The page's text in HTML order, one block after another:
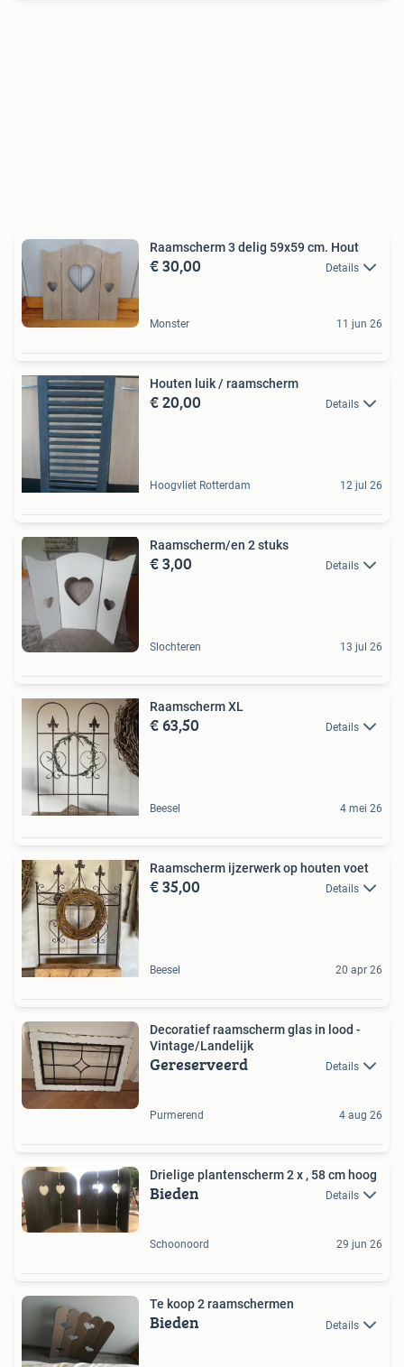
Raamscherm 3 delig 59x59 cm. Hout
€ 30,00 Details
Monster 11 jun 26
Houten luik / raamscherm
€ 20,00 Details
Hoogvliet Rotterdam 12 jul 26
Raamscherm/en 2 stuks
€ 3,00 Details
Slochteren 13 jul 26
Raamscherm XL
€ 63,50 Details
Beesel 4 mei 26
Raamscherm ijzerwerk op houten voet
€ 35,00 Details
Beesel 20 apr 26
Decoratief raamscherm glas in lood -
Vintage/Landelijk
Gereserveerd Details
Purmerend 4 aug 26
Drielige plantenscherm 2 x , 58 cm hoog
Bieden Details
Schoonoord 29 jun 26
Te koop 2 raamschermen
Bieden Details